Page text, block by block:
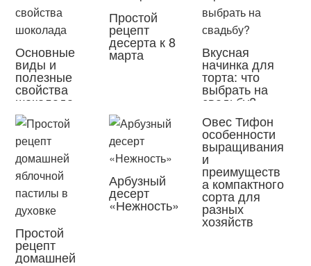
Основные
виды и
полезные
свойства
шоколада
Простой
рецепт
десерта к 8
марта Вкусная
начинка для
торта: что
выбрать на
свадьбу?
Простой
рецепт
домашней
Арбузный
десерт
«Нежность»
Овес Тифон
особенности
выращивания
и
преимуществ
а компактного
сорта для
разных
хозяйств